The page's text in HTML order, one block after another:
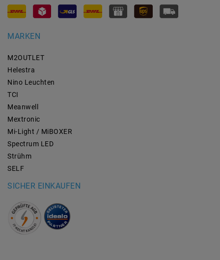
MARKEN
M2OUTLET
Helestra
Nino Leuchten
TCI
Meanwell
Mextronic
Mi-Light / MiBOXER
Spectrum LED
Strühm
SELF
SICHER EINKAUFEN